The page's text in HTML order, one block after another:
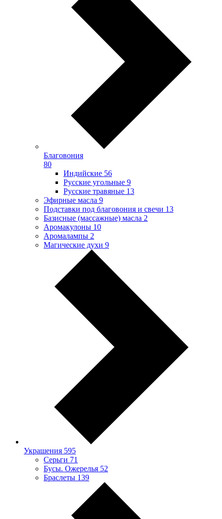
Благовония
80
Индийские 56
Русские угольные 9
Русские травяные 13
Эфирные масла 9
Подставки под благовония и свечи 13
Базисные (массажные) масла 2
Аромакулоны 10
Аромалампы 2
Магические духи 9
Украшения 595
Серьги 71
Бусы. Ожерелья 52
Браслеты 139